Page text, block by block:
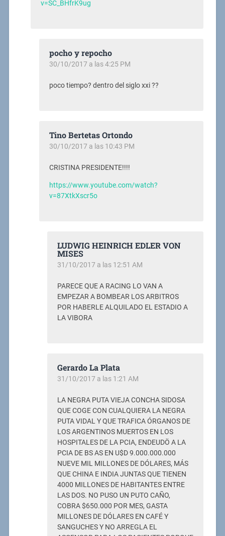
v=SC_BHfrK9ug
pocho y repocho
30/10/2017 a las 4:25 PM
poco tiempo? dentro del siglo xxi ??
Tino Bertetas Ortondo
30/10/2017 a las 10:43 PM
CRISTINA PRESIDENTE!!!!
https://www.youtube.com/watch?
v=87XtkXscr5o
LUDWIG HEINRICH EDLER VON
MISES
31/10/2017 a las 12:51 AM
PARECE QUE A RACING LO VAN A
EMPEZAR A BOMBEAR LOS ARBITROS
POR HABERLE ALQUILADO EL ESTADIO A
LA VIBORA
Gerardo La Plata
31/10/2017 a las 1:21 AM
LA NEGRA PUTA VIEJA CONCHA SIDOSA
QUE COGE CON CUALQUIERA LA NEGRA
PUTA VIDAL Y QUE TRAFICA ÓRGANOS DE
LOS ARGENTINOS MUERTOS EN LOS
HOSPITALES DE LA PCIA, ENDEUDÖ A LA
PCIA DE BS AS EN U$D 9.000.000.000
NUEVE MIL MILLONES DE DÓLARES, MÁS
QUE CHINA E INDIA JUNTAS QUE TIENEN
4000 MILLONES DE HABITANTES ENTRE
LAS DOS. NO PUSO UN PUTO CAÑO,
COBRA $650.000 POR MES, GASTA
MILLONES DE DÓLARES EN CAFÉ Y
SANGUCHES Y NO ARREGLA EL